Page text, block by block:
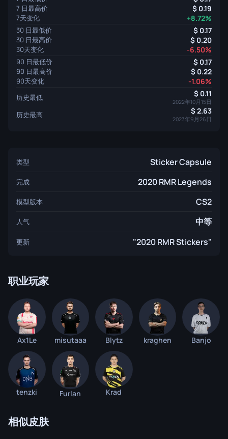
7 日最高价 0.19
7天变化 +8.72%
30 日最低价 0.17
30 日最高价 0.20
30天变化 -6.50%
90 日最低价 0.17
90 日最高价 0.22
90天变化 -1.06%
历史最低 0.11
2022年10月15日
历史最高 2.63
2023年9月26日
类型 Sticker Capsule
完成 2020 RMR Legends
模型版本 CS2
人气 中等
更新 "2020 RMR Stickers"
职业玩家
Ax1Le misutaaa Blytz kraghen Banjo
tenzki Furlan Krad
相似皮肤